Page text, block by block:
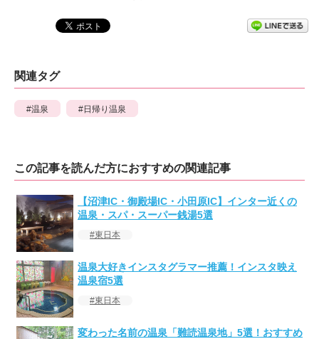
関連タグ
温泉 日帰り温泉
この記事を読んだ方におすすめの関連記事
【沼津IC・御殿場IC・小田原IC】インター近くの
温泉・スパ・スーパー銭湯5選
東日本
温泉大好きインスタグラマー推薦！インスタ映え
温泉宿5選
東日本
変わった名前の温泉「難読温泉地」5選！おすすめ